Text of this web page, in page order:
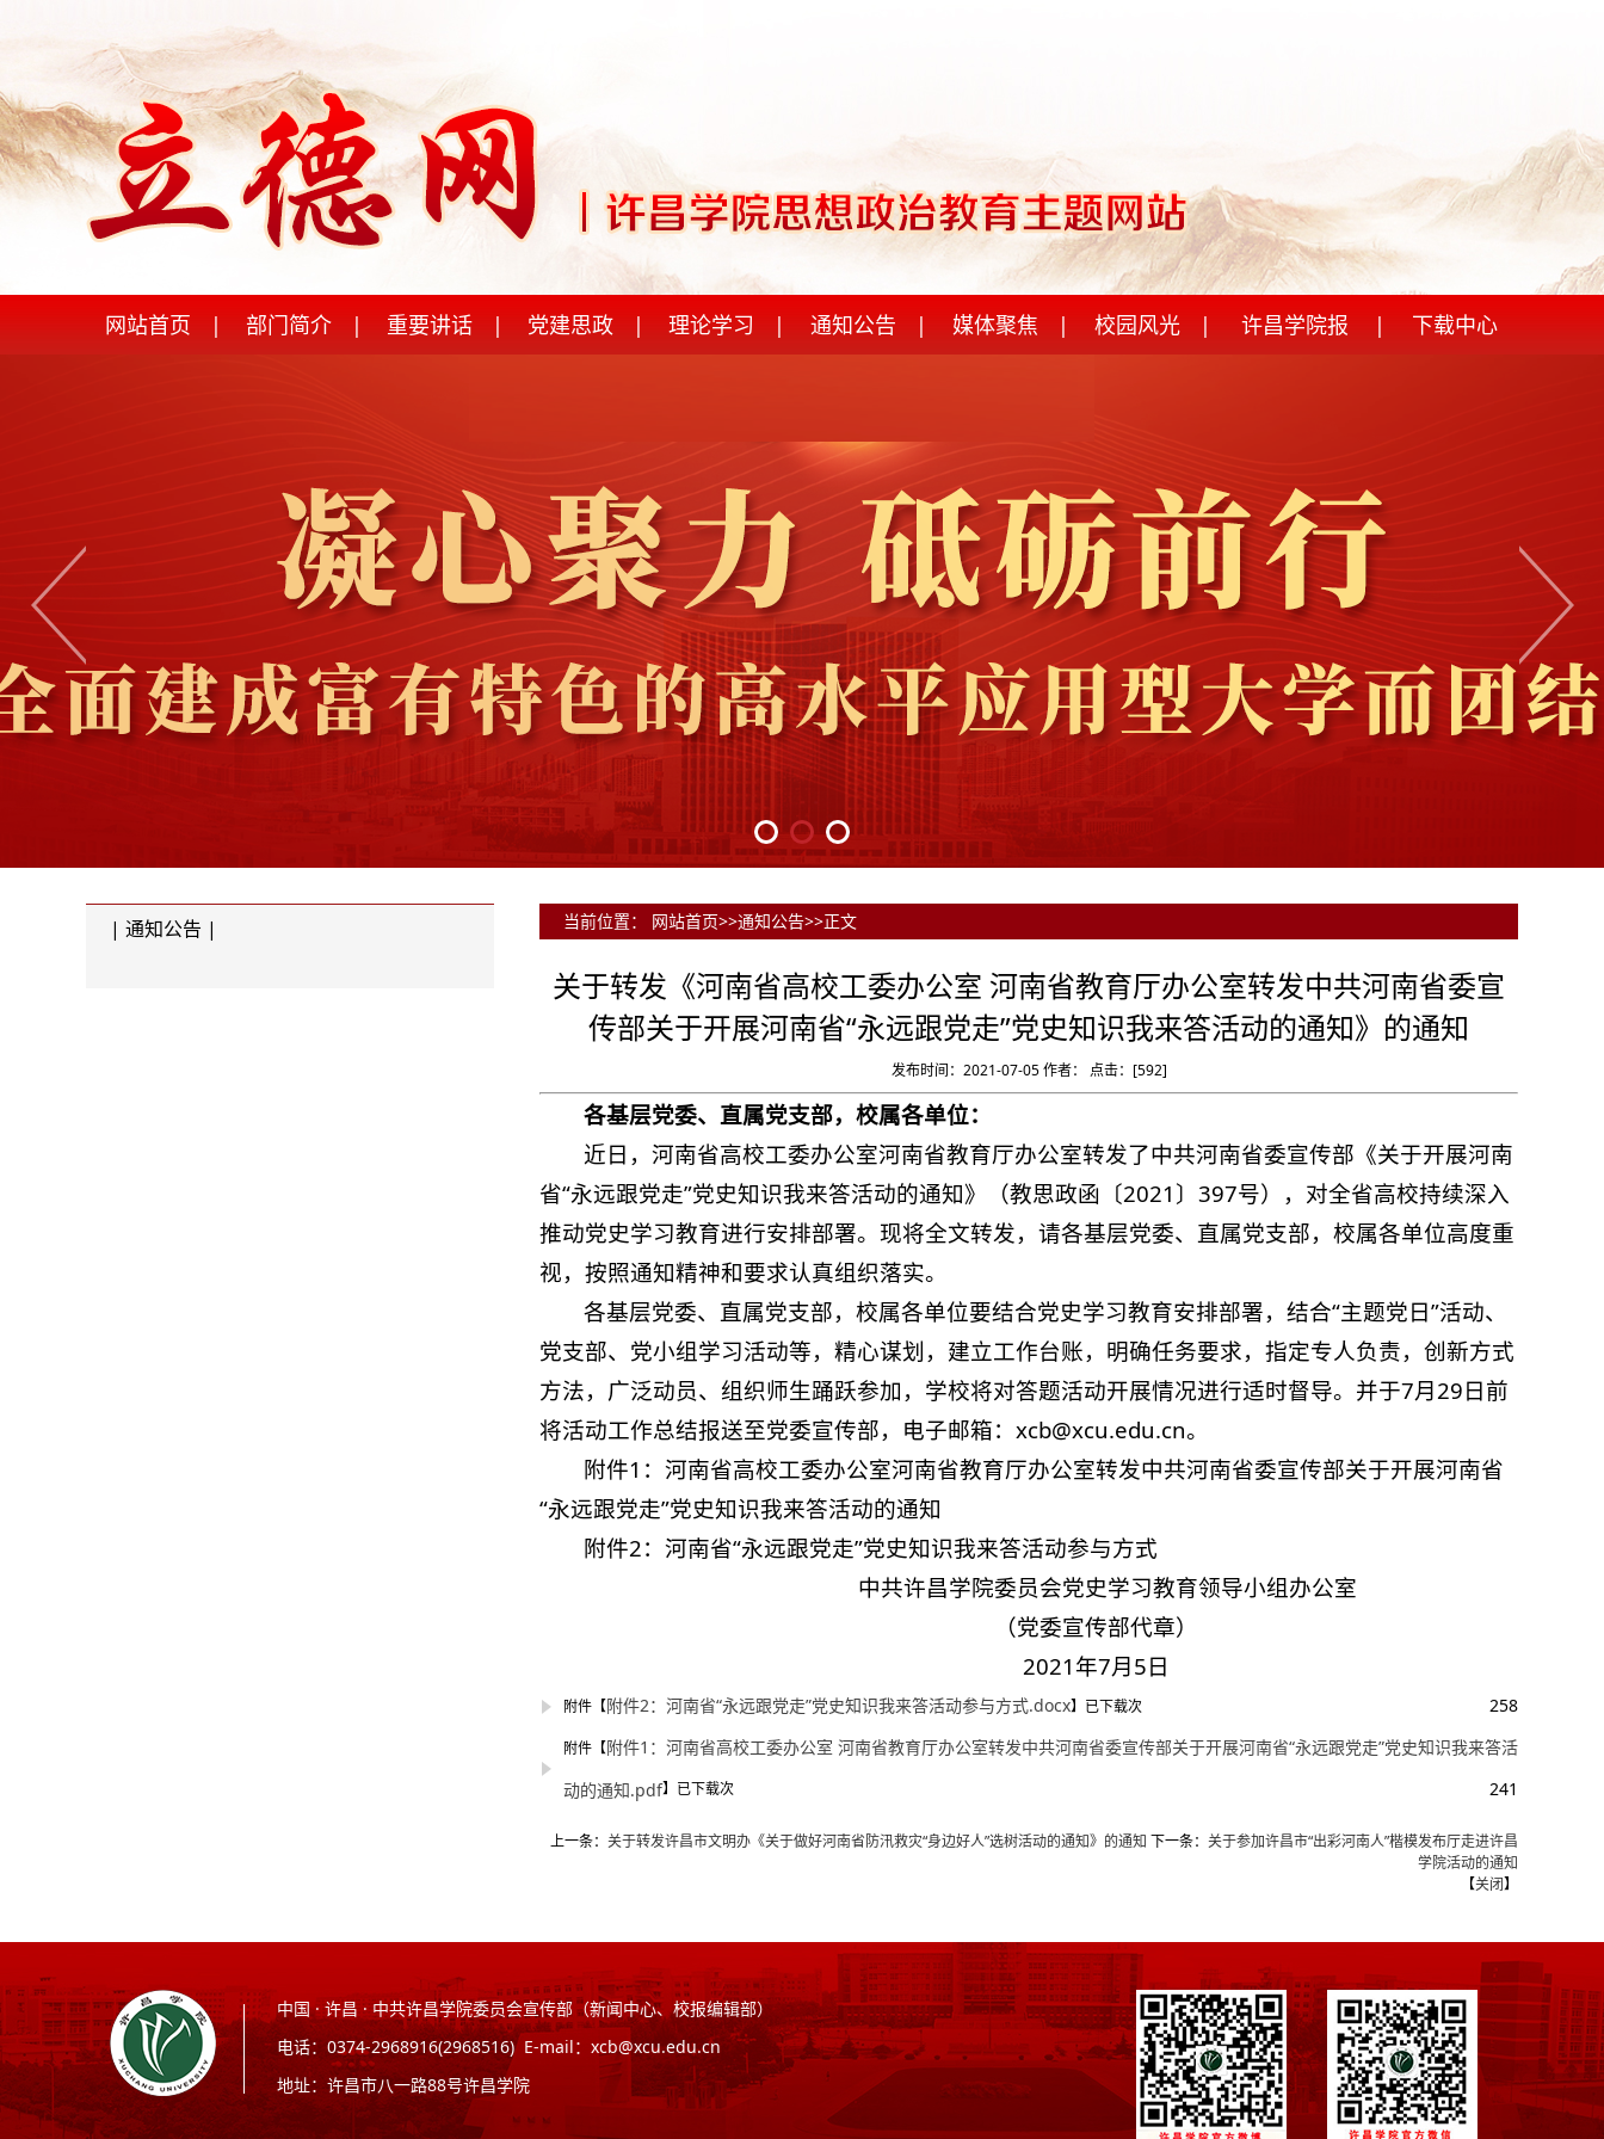
网站首页 | 部门简介 | 重要讲话 | 党建思政 | 理论学习 | 通知公告 | 媒体聚焦 | 校园风光 | 许昌学院报 | 下载中心
| 通知公告 | 当前位置： 网站首页>>通知公告>>正文
关于转发《河南省高校工委办公室 河南省教育厅办公室转发中共河南省委宣
传部关于开展河南省“永远跟党走”党史知识我来答活动的通知》的通知
发布时间：2021-07-05 作者： 点击：[592]
各基层党委、直属党支部，校属各单位：
近日，河南省高校工委办公室河南省教育厅办公室转发了中共河南省委宣传部《关于开展河南
省“永远跟党走”党史知识我来答活动的通知》（教思政函〔2021〕397号），对全省高校持续深入
推动党史学习教育进行安排部署。现将全文转发，请各基层党委、直属党支部，校属各单位高度重
视，按照通知精神和要求认真组织落实。
各基层党委、直属党支部，校属各单位要结合党史学习教育安排部署，结合“主题党日”活动、
党支部、党小组学习活动等，精心谋划，建立工作台账，明确任务要求，指定专人负责，创新方式
方法，广泛动员、组织师生踊跃参加，学校将对答题活动开展情况进行适时督导。并于7月29日前
将活动工作总结报送至党委宣传部，电子邮箱：xcb@xcu.edu.cn。
附件1：河南省高校工委办公室河南省教育厅办公室转发中共河南省委宣传部关于开展河南省
“永远跟党走”党史知识我来答活动的通知
附件2：河南省“永远跟党走”党史知识我来答活动参与方式
中共许昌学院委员会党史学习教育领导小组办公室
（党委宣传部代章）
2021年7月5日
附件【附件2：河南省“永远跟党走”党史知识我来答活动参与方式.docx】已下载 258
次
附件【附件1：河南省高校工委办公室 河南省教育厅办公室转发中共河南省委宣传部关于开展河南省“永远跟党走”党史知识我来答活
动的通知.pdf】已下载 241
次
上一条： 关于转发许昌市文明办《关于做好河南省防汛救灾“身边好人”选树活动的通知》的通知 下一条： 关于参加许昌市“出彩河南人”楷模发布厅走进许昌
学院活动的通知
【关闭】
中国 · 许昌 · 中共许昌学院委员会宣传部（新闻中心、校报编辑部）
电话：0374-2968916(2968516) E-mail：xcb@xcu.edu.cn
地址：许昌市八一路88号许昌学院